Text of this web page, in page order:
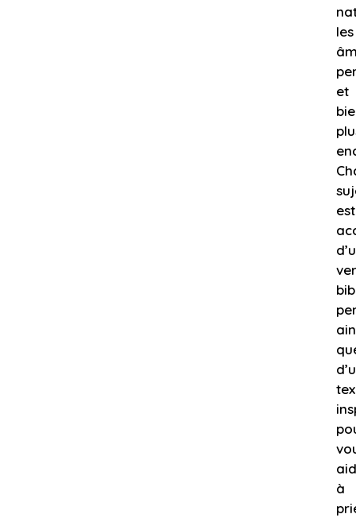
les
et
est
à